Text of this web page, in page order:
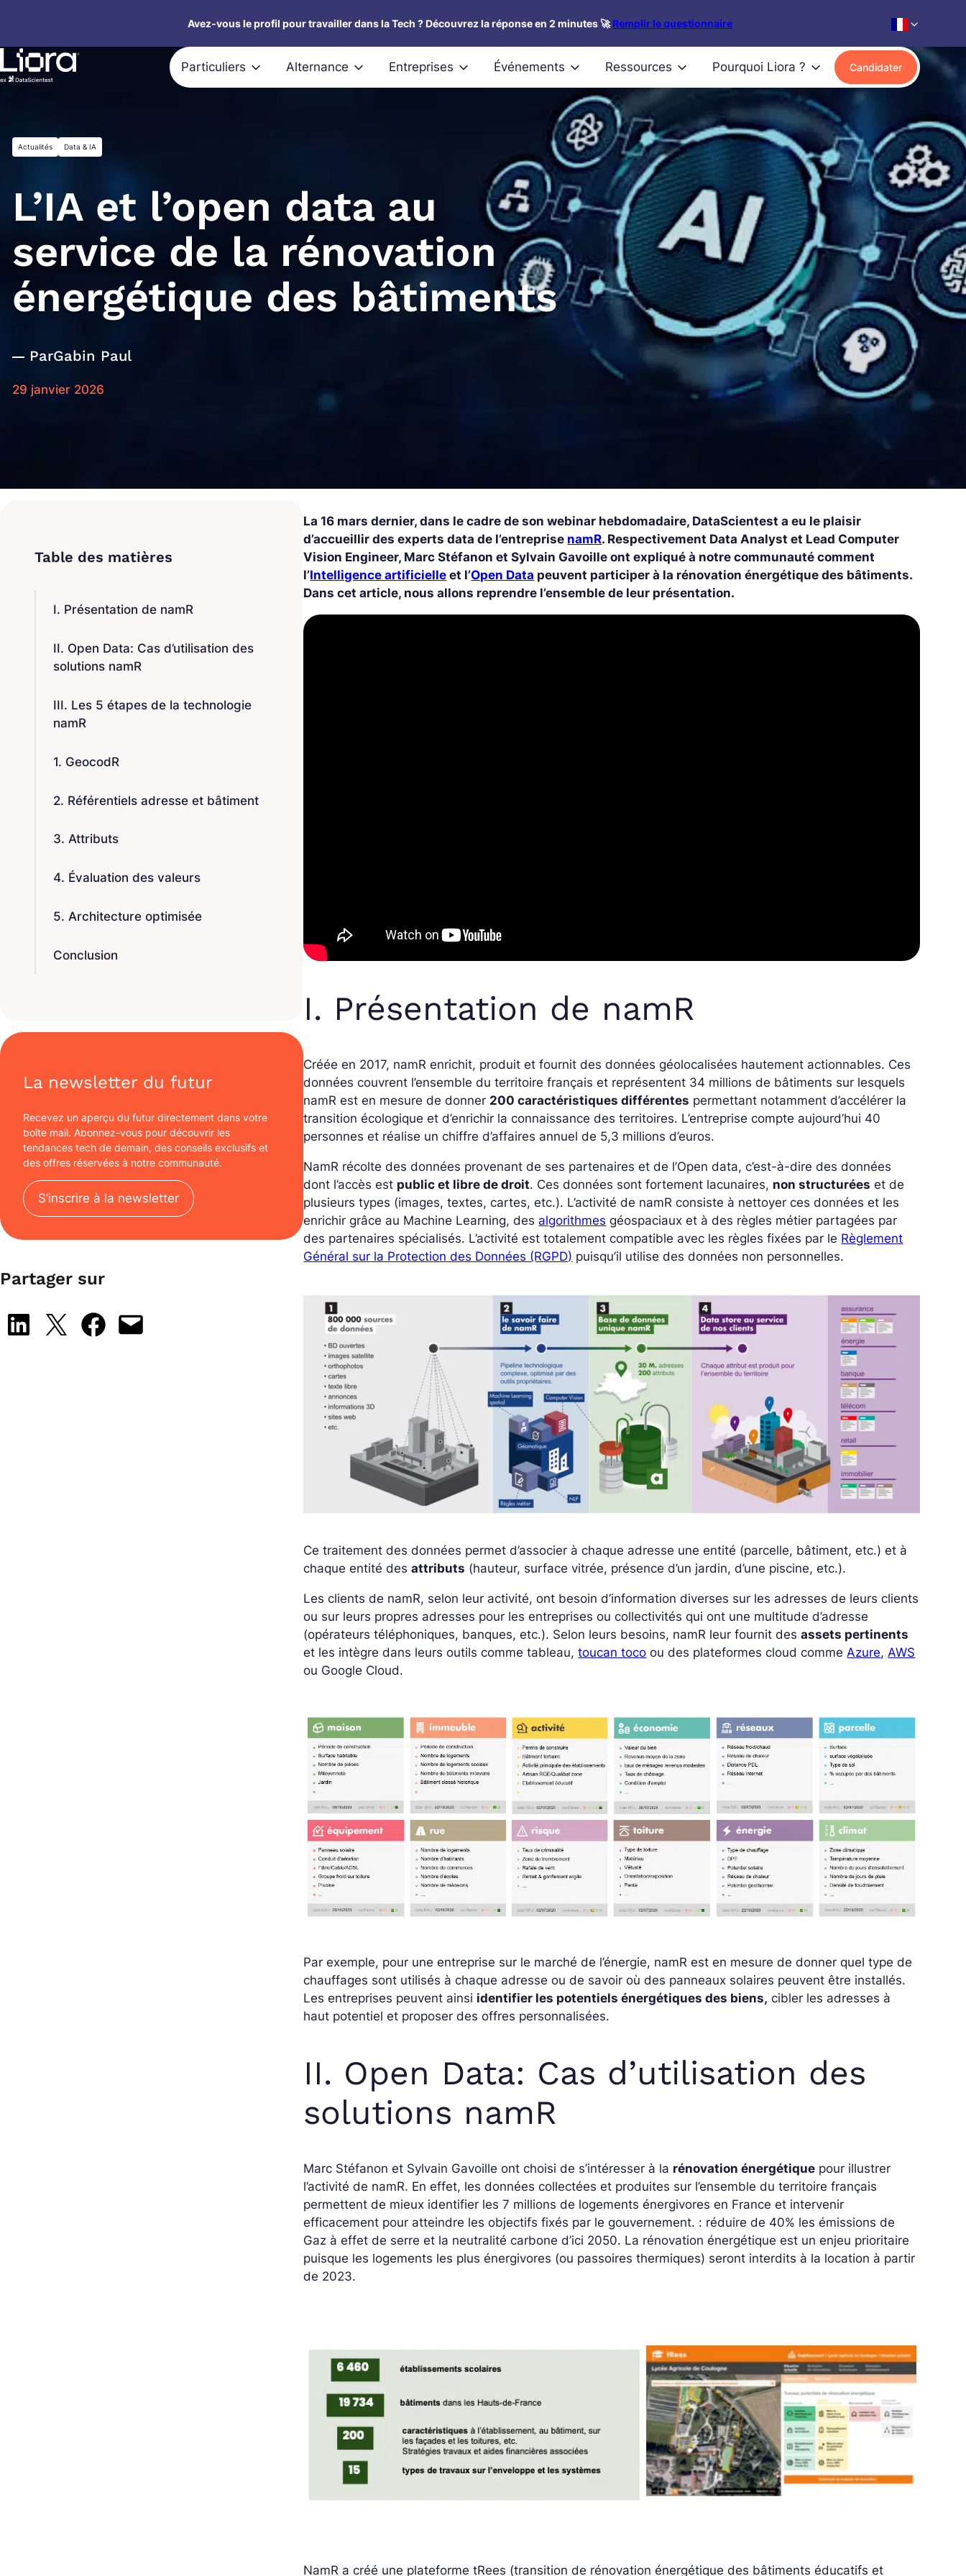
contenu
Avez-vous le profil pour travailler dans la Tech ? Découvrez la réponse en 2 minutes 🚀Remplir le questionnaire
Particuliers Alternance Entreprises Événements Ressources Pourquoi Liora ? Candidater
Actualités Data & IA
L’IA et l’open data au
service de la rénovation
énergétique des bâtiments
ParGabin Paul
29 janvier 2026
I. Présentation de namR
II. Open Data: Cas d’utilisation des
solutions namR
III. Les 5 étapes de la technologie
namR
1. GeocodR
2. Référentiels adresse et bâtiment
3. Attributs
4. Évaluation des valeurs
5. Architecture optimisée
Conclusion
La newsletter du futur
Recevez un aperçu du futur directement dans votre
boîte mail. Abonnez-vous pour découvrir les
tendances tech de demain, des conseils exclusifs et
des offres réservées à notre communauté.
S’inscrire à la newsletter
Partager sur
Share on LinkedIn
Share on X Share on Facebook
Email this Page
La 16 mars dernier, dans le cadre de son webinar hebdomadaire, DataScientest a eu le plaisir
d’accueillir des experts data de l’entreprise namR. Respectivement Data Analyst et Lead Computer
Vision Engineer, Marc Stéfanon et Sylvain Gavoille ont expliqué à notre communauté comment
l’Intelligence artificielle et l’Open Data peuvent participer à la rénovation énergétique des bâtiments.
Dans cet article, nous allons reprendre l’ensemble de leur présentation.
I. Présentation de namR
Créée en 2017, namR enrichit, produit et fournit des données géolocalisées hautement actionnables. Ces
données couvrent l’ensemble du territoire français et représentent 34 millions de bâtiments sur lesquels
namR est en mesure de donner 200 caractéristiques différentes permettant notamment d’accélérer la
transition écologique et d’enrichir la connaissance des territoires. L’entreprise compte aujourd’hui 40
personnes et réalise un chiffre d’affaires annuel de 5,3 millions d’euros.
NamR récolte des données provenant de ses partenaires et de l’Open data, c’est-à-dire des données
dont l’accès est public et libre de droit. Ces données sont fortement lacunaires, non structurées et de
plusieurs types (images, textes, cartes, etc.). L’activité de namR consiste à nettoyer ces données et les
enrichir grâce au Machine Learning, des algorithmes géospaciaux et à des règles métier partagées par
des partenaires spécialisés. L’activité est totalement compatible avec les règles fixées par le Règlement
Général sur la Protection des Données (RGPD) puisqu’il utilise des données non personnelles.
Ce traitement des données permet d’associer à chaque adresse une entité (parcelle, bâtiment, etc.) et à
chaque entité desattributs (hauteur, surface vitrée, présence d’un jardin, d’une piscine, etc.).
Les clients de namR, selon leur activité, ont besoin d’information diverses sur les adresses de leurs clients
ou sur leurs propres adresses pour les entreprises ou collectivités qui ont une multitude d’adresse
(opérateurs téléphoniques, banques, etc.). Selon leurs besoins, namR leur fournit desassets pertinents
et les intègre dans leurs outils comme tableau,toucan toco ou des plateformes cloud commeAzure,AWS
ou Google Cloud.
Par exemple, pour une entreprise sur le marché de l’énergie, namR est en mesure de donner quel type de
chauffages sont utilisés à chaque adresse ou de savoir où des panneaux solaires peuvent être installés.
Les entreprises peuvent ainsi identifier les potentiels énergétiques des biens, cibler les adresses à
haut potentiel et proposer des offres personnalisées.
II. Open Data: Cas d’utilisation des
solutions namR
Marc Stéfanon et Sylvain Gavoille ont choisi de s’intéresser à la rénovation énergétique pour illustrer
l’activité de namR. En effet, les données collectées et produites sur l’ensemble du territoire français
permettent de mieux identifier les 7 millions de logements énergivores en France et intervenir
efficacement pour atteindre les objectifs fixés par le gouvernement. : réduire de 40% les émissions de
Gaz à effet de serre et la neutralité carbone d’ici 2050. La rénovation énergétique est un enjeu prioritaire
puisque les logements les plus énergivores (ou passoires thermiques) seront interdits à la location à partir
de 2023.
NamR a créé une plateforme tRees (transition de rénovation énergétique des bâtiments éducatifs et